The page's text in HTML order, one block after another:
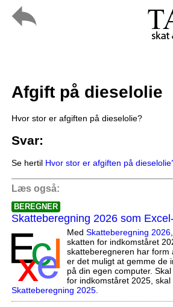
Afgift på dieselolie
Hvor stor er afgiften på dieselolie?
Svar:
Se hertil Hvor stor er afgiften på
Læs også:
BEREGNER
Skatteberegning 2026 som
Med Skatteberegning 2026
skatten for indkomståret
skatteberegneren har form
er det muligt at gemme de
på din egen computer.
for indkomståret 2025,
Skatteberegning 2025.